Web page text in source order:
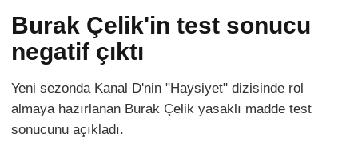
Burak Çelik'in test sonucu
negatif çıktı
Yeni sezonda Kanal D'nin "Haysiyet" dizisinde rol
almaya hazırlanan Burak Çelik yasaklı madde test
sonucunu açıkladı.